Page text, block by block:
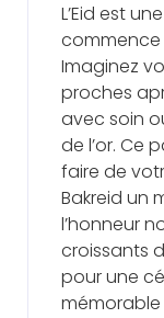
L’Eid est
commence
Imaginez
proches
avec soin
de l’or. Ce
faire de
Bakreid un
l’honneur
croissants
pour une
mémorable